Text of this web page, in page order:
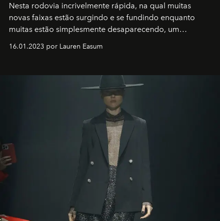
Nesta rodovia incrivelmente rápida, na qual muitas
novas faixas estão surgindo e se fundindo enquanto
muitas estão simplesmente desaparecendo, um
transportador AMTD abrindo caminho para muitos
por propósitos, com um claro senso de missão na vida e
16.01.2023 por Lauren Easum